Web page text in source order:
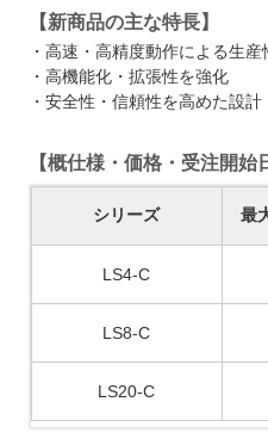
【新商品の主な特長】
・高速・高精度動作による生産
・高機能化・拡張性を強化
・安全性・信頼性を高めた設計
【概仕様・価格・受注開始
シリーズ 最
LS4-C
LS8-C
LS20-C